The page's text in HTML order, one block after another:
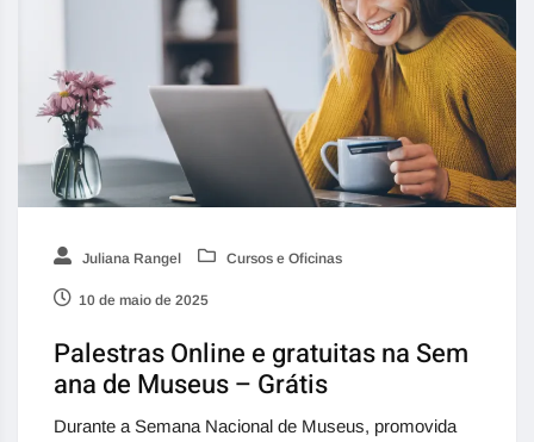
Juliana Rangel Cursos e Oficinas
10 de maio de 2025
Palestras Online e gratuitas na Sem
ana de Museus – Grátis
Durante a Semana Nacional de Museus, promovida